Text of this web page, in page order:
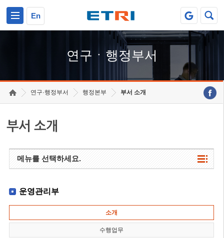
En
연구ㆍ행정부서
연구·행정부서 행정본부 부서 소개
부서 소개
메뉴를 선택하세요.
운영관리부
소개
수행업무